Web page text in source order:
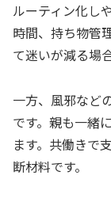
ルーティン化し
時間、持ち物管
て迷いが減る場
一方、風邪など
です。親も一緒
ます。共働きで
断材料です。